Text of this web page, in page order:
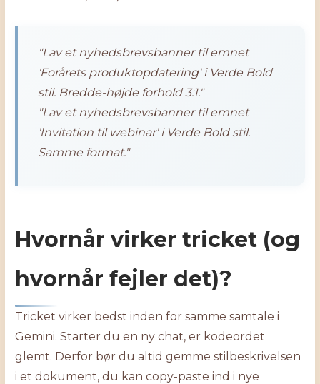
"Lav et nyhedsbrevsbanner til emnet
'Forårets produktopdatering' i Verde Bold
stil. Bredde-højde forhold 3:1."
"Lav et nyhedsbrevsbanner til emnet
'Invitation til webinar' i Verde Bold stil.
Samme format."
Hvornår virker tricket (og
hvornår fejler det)?
Tricket virker bedst inden for samme samtale i
Gemini. Starter du en ny chat, er kodeordet
glemt. Derfor bør du altid gemme stilbeskrivelsen
i et dokument, du kan copy-paste ind i nye